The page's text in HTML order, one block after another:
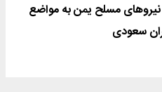
مسلح یمن به مواضع
سعودی